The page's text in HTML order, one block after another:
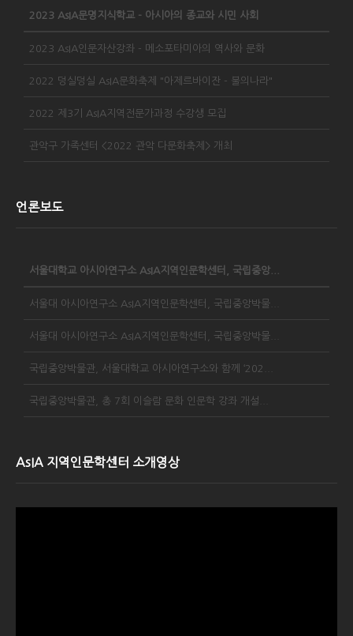
2023 AsIA문명지식학교 - 아시아의 종교와 시민 사회
2023 AsIA인문자산강좌 - 메소포타미아의 역사와 문화
2022 덩실덩실 AsIA문화축제 "아제르바이잔 - 불의나라"
2022 제3기 AsIA지역전문가과정 수강생 모집
관악구 가족센터 <2022 관악 다문화축제> 개최
언론보도
서울대학교 아시아연구소 AsIA지역인문학센터, 국립중앙...
서울대 아시아연구소 AsIA지역인문학센터, 국립중앙박물...
서울대 아시아연구소 AsIA지역인문학센터, 국립중앙박물...
국립중앙박물관, 서울대학교 아시아연구소와 함께 ‘202...
국립중앙박물관, 총 7회 이슬람 문화 인문학 강좌 개설...
AsIA 지역인문학센터 소개영상